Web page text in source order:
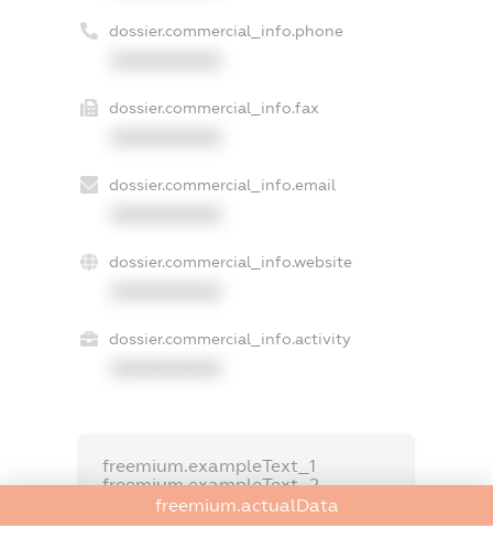
dossier.commercial_info.phone
dossier.commercial_info.fax
dossier.commercial_info.email
dossier.commercial_info.website
dossier.commercial_info.activity
freemium.exampleText_1
freemium.exampleText_2
freemium.anonymousPerSearch2
freemium.actualData